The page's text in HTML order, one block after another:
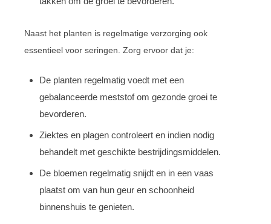
Naast het planten is regelmatige verzorging ook
essentieel voor seringen. Zorg ervoor dat je:
De planten regelmatig voedt met een
gebalanceerde meststof om gezonde groei te
bevorderen.
Ziektes en plagen controleert en indien nodig
behandelt met geschikte bestrijdingsmiddelen.
De bloemen regelmatig snijdt en in een vaas
plaatst om van hun geur en schoonheid
binnenshuis te genieten.